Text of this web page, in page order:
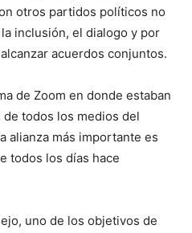
otros partidos políticos no
inclusión, el dialogo y por
acuerdos conjuntos.
de Zoom en donde estaban
todos los medios del
alianza más importante es
todos los días hace
uno de los objetivos de